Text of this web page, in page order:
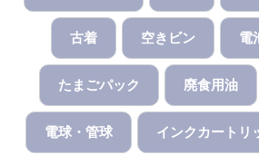
古着 空きビン 電
たまごパック 廃食用油
電球・管球 インクカートリ